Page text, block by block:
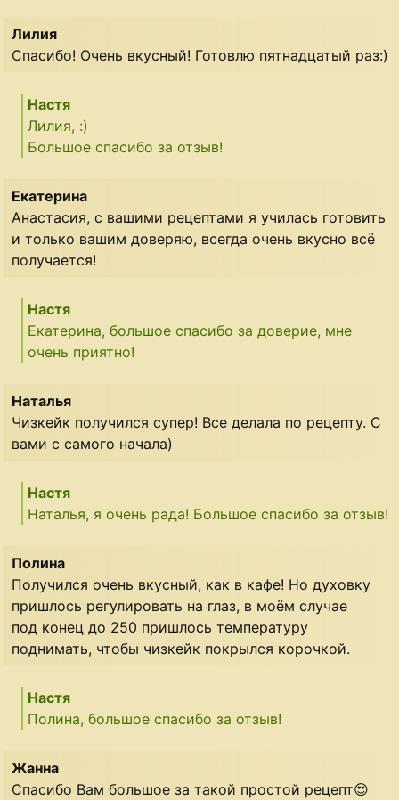
Лилия
Спасибо! Очень вкусный! Готовлю пятнадцатый раз:)
Настя
Лилия, :)
Большое спасибо за отзыв!
Екатерина
Анастасия, с вашими рецептами я училась готовить
и только вашим доверяю, всегда очень вкусно всё
получается!
Настя
Екатерина, большое спасибо за доверие, мне
очень приятно!
Наталья
Чизкейк получился супер! Все делала по рецепту. С
вами с самого начала)
Настя
Наталья, я очень рада! Большое спасибо за отзыв!
Полина
Получился очень вкусный, как в кафе! Но духовку
пришлось регулировать на глаз, в моём случае
под конец до 250 пришлось температуру
поднимать, чтобы чизкейк покрылся корочкой.
Настя
Полина, большое спасибо за отзыв!
Жанна
Спасибо Вам большое за такой простой рецепт😍